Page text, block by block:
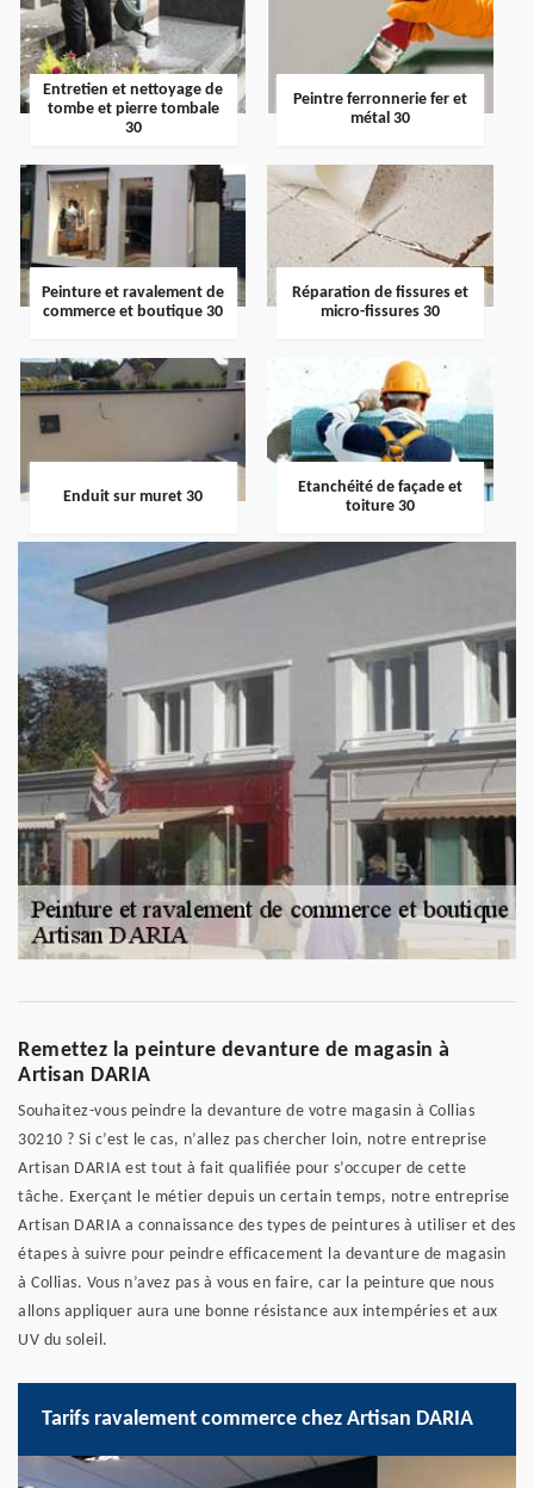
Entretien et nettoyage de
tombe et pierre tombale
30
Peintre ferronnerie fer et
métal 30
Peinture et ravalement de
commerce et boutique 30
Réparation de fissures et
micro-fissures 30
Enduit sur muret 30
Etanchéité de façade et
toiture 30
Remettez la peinture devanture de magasin à
Artisan DARIA
Souhaitez-vous peindre la devanture de votre magasin à Collias
30210 ? Si c’est le cas, n’allez pas chercher loin, notre entreprise
Artisan DARIA est tout à fait qualifiée pour s’occuper de cette
tâche. Exerçant le métier depuis un certain temps, notre entreprise
Artisan DARIA a connaissance des types de peintures à utiliser et des
étapes à suivre pour peindre efficacement la devanture de magasin
à Collias. Vous n’avez pas à vous en faire, car la peinture que nous
allons appliquer aura une bonne résistance aux intempéries et aux
UV du soleil.
Tarifs ravalement commerce chez Artisan DARIA